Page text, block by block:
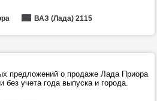
ВАЗ (Лада) 2115
предложений о продаже Лада Приора
учета года выпуска и города.